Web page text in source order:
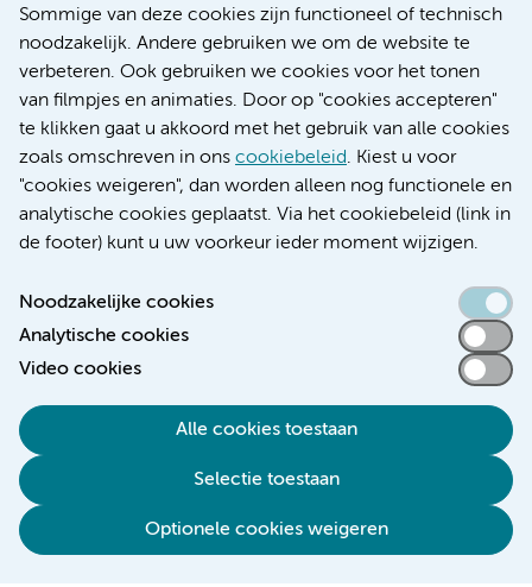
Sommige van deze cookies zijn functioneel of technisch
noodzakelijk. Andere gebruiken we om de website te
verbeteren. Ook gebruiken we cookies voor het tonen
van filmpjes en animaties. Door op "cookies accepteren"
te klikken gaat u akkoord met het gebruik van alle cookies
zoals omschreven in ons cookiebeleid. Kiest u voor
"cookies weigeren", dan worden alleen nog functionele en
analytische cookies geplaatst. Via het cookiebeleid (link in
de footer) kunt u uw voorkeur ieder moment wijzigen.
Noodzakelijke cookies
Analytische cookies
Video cookies
Alle cookies toestaan
Selectie toestaan
Optionele cookies weigeren
Nieuws
Research
Educatie locatie AMC
Educatie locatie VUmc
Verwijzen & diagnostiek
Toegankelijkheidsverklaring
Cookieverklaring